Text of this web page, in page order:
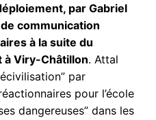
par Gabriel
communication
à la suite du
à Viry-Châtillon. Attal
par
pour l’école
dangereuses” dans les